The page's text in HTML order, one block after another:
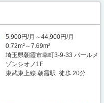
5,900円/月～44,900円/月
0.72m²～7.69m²
埼玉県朝霞市幸町3-9-33 パールメ
ゾンシオノ1F
東武東上線 朝霞駅 徒歩 20分